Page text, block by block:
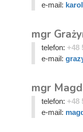
e-mail:
mgr
telefon: +48
e-mail:
mgr
telefon: +48
e-mail: